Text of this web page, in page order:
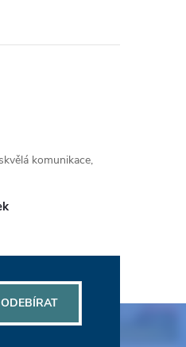
komunikace,
ODEBÍRAT